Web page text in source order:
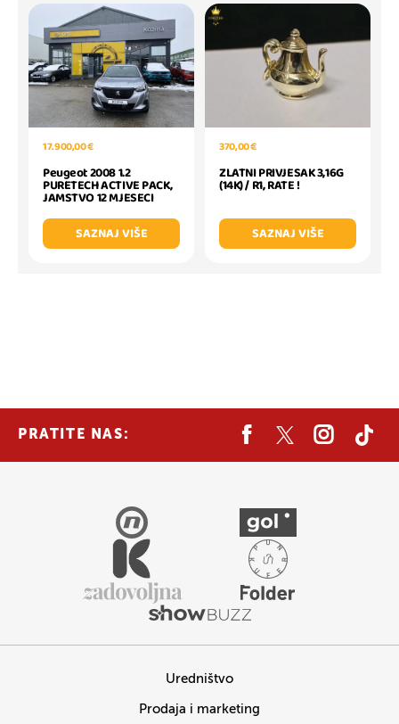
17.900,00 €
Peugeot 2008 1.2
PURETECH ACTIVE PACK,
JAMSTVO 12 MJESECI
SAZNAJ VIŠE
370,00 €
ZLATNI PRIVJESAK 3,16G
(14K) / R1, RATE !
SAZNAJ VIŠE
PRATITE NAS:
Uredništvo
Prodaja i marketing